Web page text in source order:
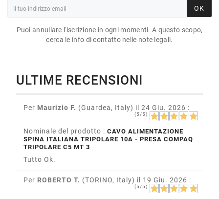
OK
Puoi annullare l'iscrizione in ogni momenti. A questo scopo,
cerca le info di contatto nelle note legali.
ULTIME RECENSIONI
Per Maurizio F. (Guardea, Italy) il 24 Giu. 2026 :
(5/5)
Nominale del prodotto : CAVO ALIMENTAZIONE
SPINA ITALIANA TRIPOLARE 10A - PRESA COMPAQ
TRIPOLARE C5 MT 3
Tutto Ok.
Per ROBERTO T. (TORINO, Italy) il 19 Giu. 2026 :
(5/5)